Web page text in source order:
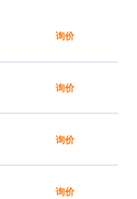
询价
询价
询价
询价